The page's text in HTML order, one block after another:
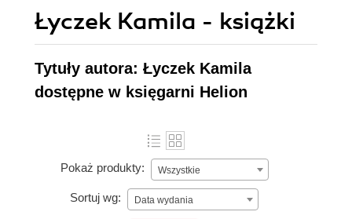
Łyczek Kamila - książki
Tytuły autora: Łyczek Kamila
dostępne w księgarni Helion
Pokaż produkty: Wszystkie
Sortuj wg: Data wydania